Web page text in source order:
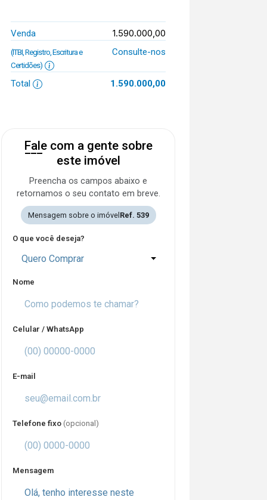
Venda 1.590.000,00
(ITBI, Registro, Escritura e
Certidões)
Consulte-nos
Total 1.590.000,00
Fale com a gente sobre
este imóvel
Preencha os campos abaixo e
retornamos o seu contato em breve.
Mensagem sobre o imóvel Ref. 539
O que você deseja?
Quero Comprar
Nome
Celular / WhatsApp
E-mail
Telefone fixo (opcional)
Mensagem